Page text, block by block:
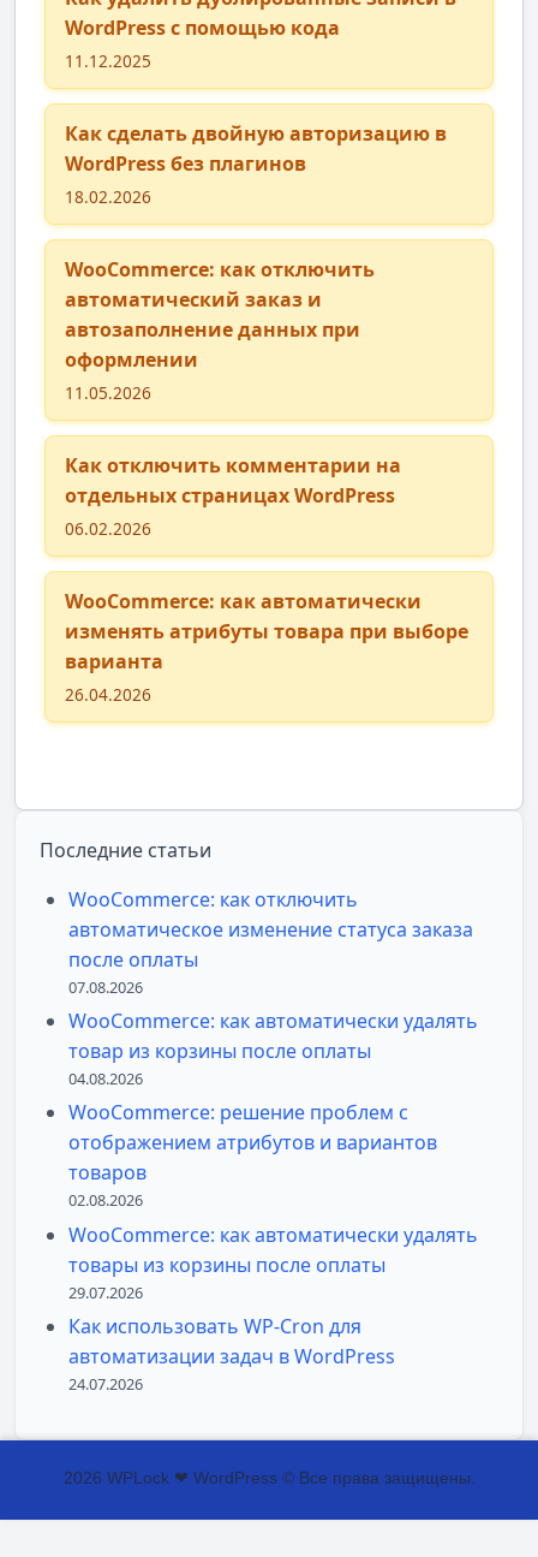
WordPress с помощью кода
11.12.2025
Как сделать двойную авторизацию в
WordPress без плагинов
18.02.2026
WooCommerce: как отключить
автоматический заказ и
автозаполнение данных при
оформлении
11.05.2026
Как отключить комментарии на
отдельных страницах WordPress
06.02.2026
WooCommerce: как автоматически
изменять атрибуты товара при выборе
варианта
26.04.2026
Последние статьи
WooCommerce: как отключить
автоматическое изменение статуса заказа
после оплаты
07.08.2026
WooCommerce: как автоматически удалять
товар из корзины после оплаты
04.08.2026
WooCommerce: решение проблем с
отображением атрибутов и вариантов
товаров
02.08.2026
WooCommerce: как автоматически удалять
товары из корзины после оплаты
29.07.2026
Как использовать WP-Cron для
автоматизации задач в WordPress
24.07.2026
2026 WPLock ❤ WordPress © Все права защищены.